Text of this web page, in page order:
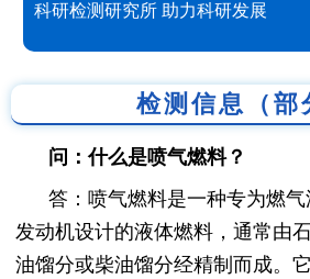
科研检测研究所 助力科研发展
检测信息（部
问：什么是喷气燃料？
答：喷气燃料是一种专为燃
发动机设计的液体燃料，通常由
油馏分或柴油馏分经精制而成。